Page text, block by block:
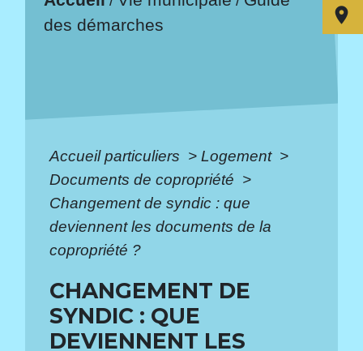
des démarches
Accueil particuliers > Logement >
Documents de copropriété >
Changement de syndic : que
deviennent les documents de la
copropriété ?
CHANGEMENT DE
SYNDIC : QUE
DEVIENNENT LES
room